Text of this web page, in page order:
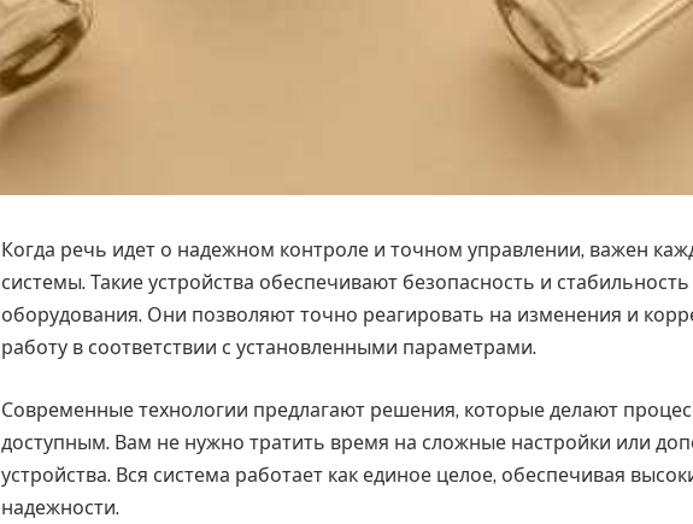
Когда речь идет о надежном контроле и точном управлении, важен
системы. Такие устройства обеспечивают безопасность и
оборудования. Они позволяют точно реагировать на изменения и
работу в соответствии с установленными параметрами.
Современные технологии предлагают решения, которые делают
доступным. Вам не нужно тратить время на сложные настройки или
устройства. Вся система работает как единое целое, обеспечивая
надежности.